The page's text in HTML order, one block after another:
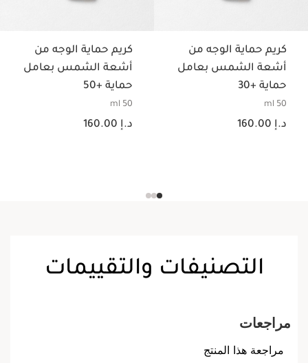
كريم حماية الوجه من
أشعة الشمس بعامل
حماية +30
50 ml
السعر الحالي هو د.إ 160.00
د.إ 160.00
كريم حماية الوجه من
أشعة الشمس بعامل
حماية +50
50 ml
السعر الحالي هو د.إ 160.00
د.إ 160.00
التصنيفات والتقييمات